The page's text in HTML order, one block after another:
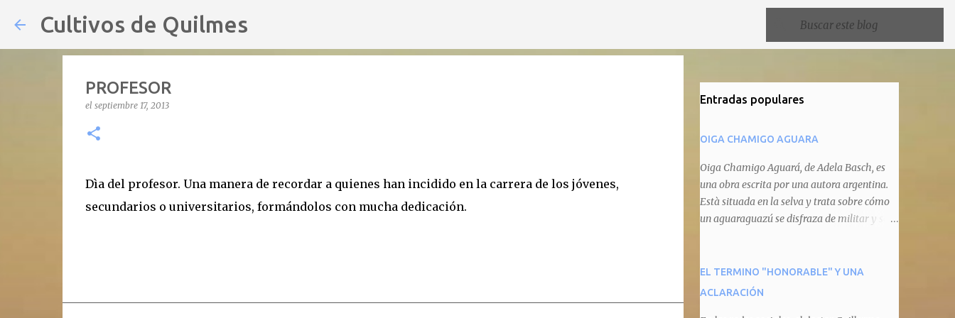
Cultivos de Quilmes
PROFESOR
el septiembre 17, 2013
Dìa del profesor. Una manera de recordar a quienes han incidido en la carrera de los jóvenes,
secundarios o universitarios, formándolos con mucha dedicación.
Entradas populares
OIGA CHAMIGO AGUARA
Oiga Chamigo Aguará, de Adela Basch, es
una obra escrita por una autora argentina.
Està situada en la selva y trata sobre cómo
un aguaraguazú se disfraza de militar y se
animal que pretenda circular por ahí. En
primera instancia aparece Teteu, el tero,
EL TERMINO "HONORABLE" Y UNA
ACLARACIÓN